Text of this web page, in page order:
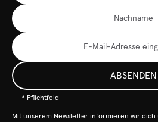
ABSENDEN
* Pflichtfeld
Mit unserem Newsletter informieren wir